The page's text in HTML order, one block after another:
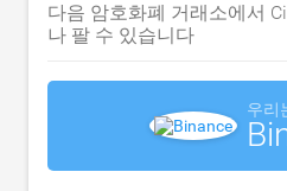
다음 암호화폐 거래소에서
나 팔 수 있습니다
우리